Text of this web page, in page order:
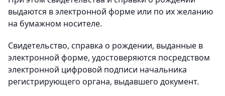
выдаются в электронной форме или по их желанию
на бумажном носителе.
Свидетельство, справка о рождении, выданные в
электронной форме, удостоверяются посредством
электронной цифровой подписи начальника
регистрирующего органа, выдавшего документ.